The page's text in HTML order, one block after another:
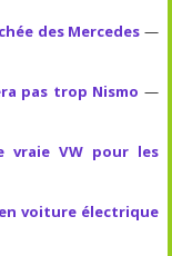
des Mercedes —
pas trop Nismo —
vraie VW pour les
en voiture électrique